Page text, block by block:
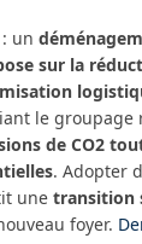
un
sur la
le groupage
de CO2
. Adopter
une transition
foyer.